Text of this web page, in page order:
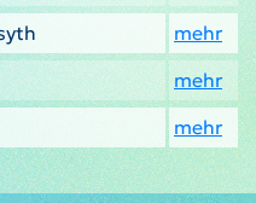
mehr
mehr
mehr